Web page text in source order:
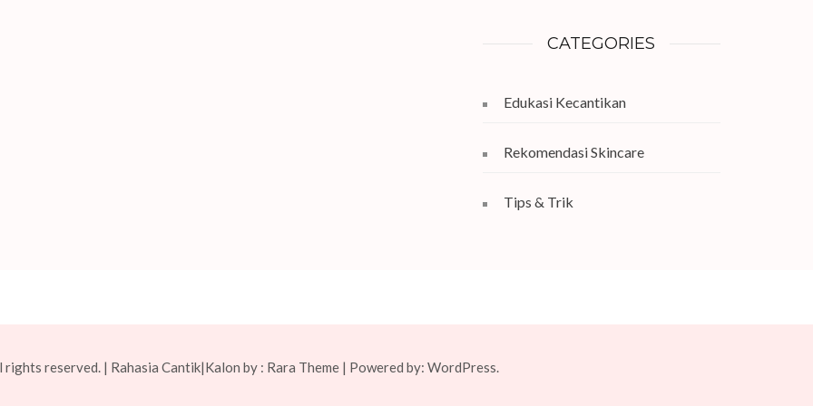
CATEGORIES
Edukasi Kecantikan
Rekomendasi Skincare
Tips & Trik
reserved. | Rahasia Cantik|Kalon by : Rara Theme | Powered by: WordPress.